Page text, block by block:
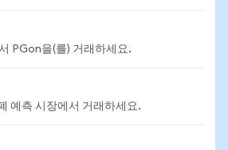
PGon을(를) 거래하세요.
예측 시장에서 거래하세요.